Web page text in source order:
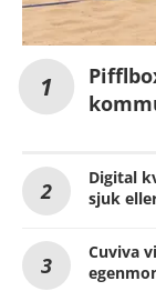
Digital
sjuk
Cuviva